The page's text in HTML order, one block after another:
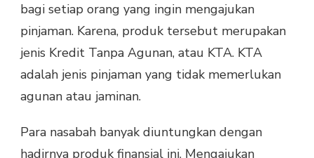
bagi setiap orang yang ingin mengajukan
pinjaman. Karena, produk tersebut merupakan
jenis Kredit Tanpa Agunan, atau KTA. KTA
adalah jenis pinjaman yang tidak memerlukan
agunan atau jaminan.
Para nasabah banyak diuntungkan dengan
hadirnya produk finansial ini. Mengajukan